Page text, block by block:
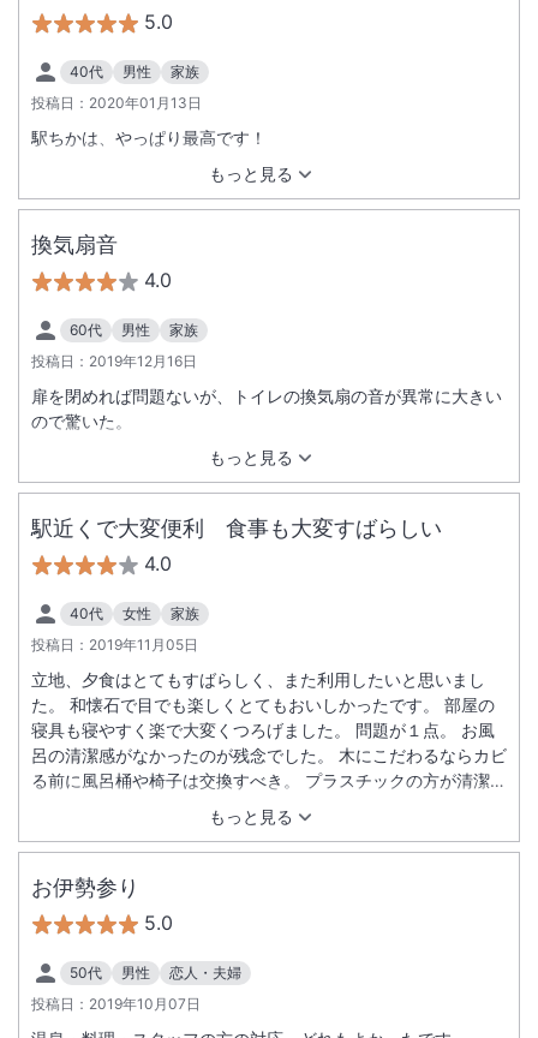
5.0
40代 男性
家族
投稿日： 2020年01月13日
もっと見る
駅ちかは、やっぱり最高です！
換気扇音
4.0
60代 男性
家族
投稿日： 2019年12月16日
もっと見る
扉を閉めれば問題ないが、トイレの換気扇の音が異常に大きい
ので驚いた。
駅近くで大変便利 食事も大変すばらしい
4.0
40代 女性
家族
投稿日： 2019年11月05日
もっと見る
立地、夕食はとてもすばらしく、また利用したいと思いまし
た。 和懐石で目でも楽しくとてもおいしかったです。 部屋の
寝具も寝やすく楽で大変くつろげました。 問題が１点。 お風
呂の清潔感がなかったのが残念でした。 木にこだわるならカビ
る前に風呂桶や椅子は交換すべき。 プラスチックの方が清潔に
保てるのではないでしょうか。 掃除の仕方にも問題があるから
黒いかびだらけになるのだと思います。 他が素晴らしかったの
に残念でした。
お伊勢参り
5.0
50代 男性
恋人・夫婦
投稿日： 2019年10月07日